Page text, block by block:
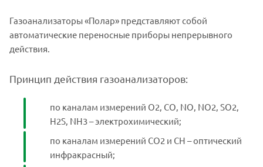
Газоанализаторы «Полар» представляют собой
автоматические переносные приборы непрерывного
действия.
Принцип действия газоанализаторов:
по каналам измерений О2, СО, NO, NO2, SO2,
Н2S, NH3 – электрохимический;
по каналам измерений СО2 и СН – оптический
инфракрасный;